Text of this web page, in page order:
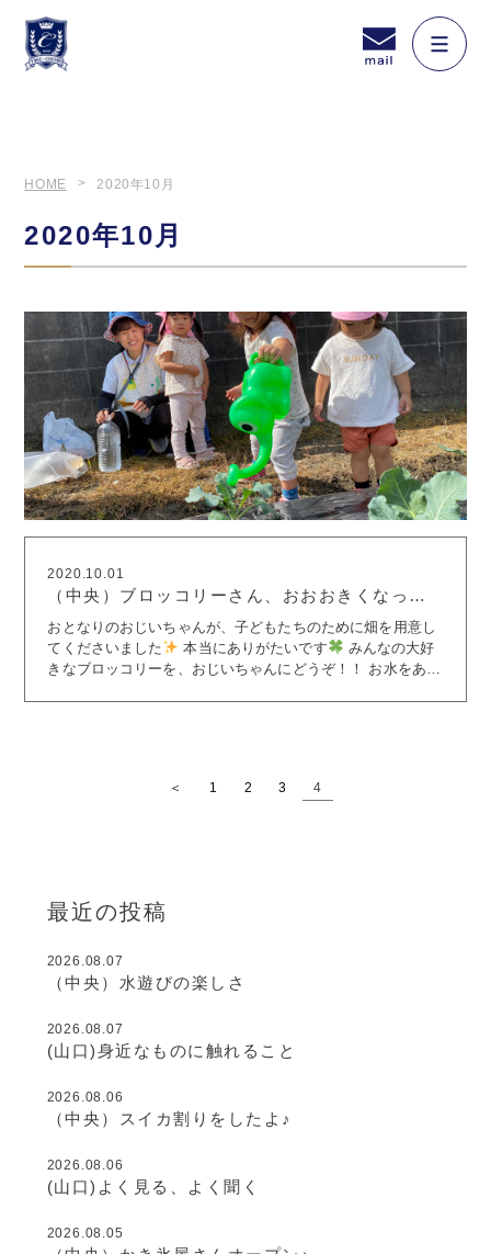
HOME 2020年10月
2020年10月
2020.10.01
（中央）ブロッコリーさん、おおおきくなって
おとなりのおじいちゃんが、子どもたちのために畑を用意し
てくださいました
本当にありがたいです
きなブロッコリーを、おじいちゃんにどうぞ！！ お水をあげ
ろ・・・気持ちいい～
今夜は中秋の名月！！給食もお月見
＜ 1 2 3 4
最近の投稿
2026.08.07
（中央）水遊びの楽しさ
2026.08.07
(山口)身近なものに触れること
2026.08.06
（中央）スイカ割りをしたよ♪
2026.08.06
(山口)よく見る、よく聞く
2026.08.05